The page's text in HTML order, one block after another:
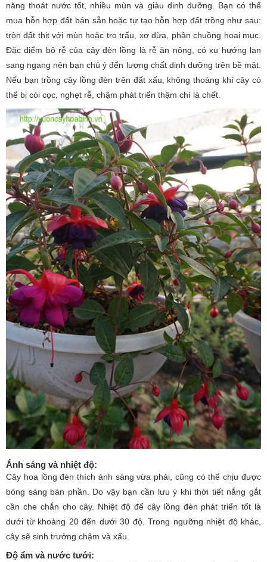
năng thoát nước tốt, nhiều mùn và giàu dinh dưỡng. Bạn có thể
mua hỗn hợp đất bán sẵn hoặc tự tạo hỗn hợp đất trồng như sau:
trộn đất thịt với mùn hoặc tro trấu, xơ dừa, phân chuồng hoai mục.
Đặc điểm bộ rễ của cây đèn lồng là rễ ăn nông, có xu hướng lan
sang ngang nên bạn chú ý đến lượng chất dinh dưỡng trên bề mặt.
Nếu bạn trồng cây lồng đèn trên đất xấu, không thoáng khí cây có
thể bị còi cọc, nghẹt rễ, chậm phát triển thậm chí là chết.
Ánh sáng và nhiệt độ:
Cây hoa lồng đèn thích ánh sáng vừa phải, cũng có thể chịu được
bóng sáng bán phần. Do vậy bạn cần lưu ý khi thời tiết nắng gắt
cần che chắn cho cây. Nhiệt độ để cây lồng đèn phát triển tốt là
dưới từ khoảng 20 đến dưới 30 độ. Trong ngưỡng nhiệt độ khác,
cây sẽ sinh trưởng chậm và xấu.
Độ ẩm và nước tưới: